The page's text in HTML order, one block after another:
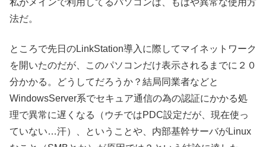
私がメインで利用してるパソコンは、もはや異常な使用方
法だ。
ところで先日のLinkStation導入に際してマイネットワーク
を開いたのだが、このパソコンだけ表示されるまでに２０
分かかる。どうしてだろうか？結局同業者などと
WindowsServer系でセキュア通信の為の認証にかかる処
理で異常に遅くなる（ウチではPDC設定だが、現在使っ
ていない…汗）、ということや、内部基幹サーバがLinux